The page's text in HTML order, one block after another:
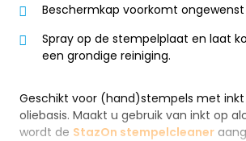
Beschermkap voorkomt
Spray op de stempelplaat en laat
een grondige reiniging.
Geschikt voor (hand)stempels met
oliebasis. Maakt u gebruik van inkt op
wordt de StazOn stempelcleaner